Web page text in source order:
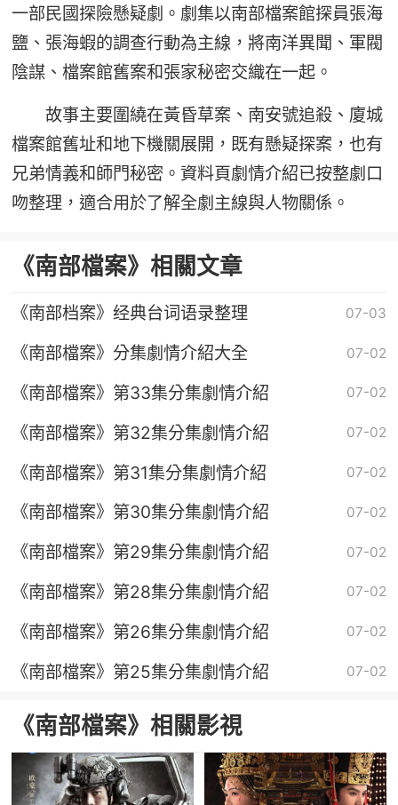
一部民國探險懸疑劇。劇集以南部檔案館探員張海
鹽、張海蝦的調查行動為主線，將南洋異聞、軍閥
陰謀、檔案館舊案和張家秘密交織在一起。
故事主要圍繞在黃昏草案、南安號追殺、廈城
檔案館舊址和地下機關展開，既有懸疑探案，也有
兄弟情義和師門秘密。資料頁劇情介紹已按整劇口
吻整理，適合用於了解全劇主線與人物關係。
《南部檔案》相關文章
《南部档案》经典台词语录整理 07-03
《南部檔案》分集劇情介紹大全 07-02
《南部檔案》第33集分集劇情介紹 07-02
《南部檔案》第32集分集劇情介紹 07-02
《南部檔案》第31集分集劇情介紹 07-02
《南部檔案》第30集分集劇情介紹 07-02
《南部檔案》第29集分集劇情介紹 07-02
《南部檔案》第28集分集劇情介紹 07-02
《南部檔案》第26集分集劇情介紹 07-02
《南部檔案》第25集分集劇情介紹 07-02
《南部檔案》相關影視